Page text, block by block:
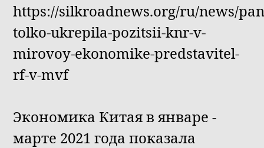
https://silkroadnews.org/ru/news/
tolko-ukrepila-pozitsii-knr-v-
mirovoy-ekonomike-predstavitel-
rf-v-mvf
Экономика Китая в январе -
марте 2021 года показала